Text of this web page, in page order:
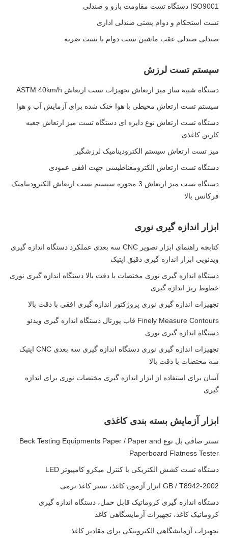
ISO9001 دستگاه تست مقاومت بازو و صندلی
تست استحکام و دوام پشتی صندلی اداری
صندلی صندلی عقب ماشین تست دوام با تست ضربه
سیستم تست لرزش
دستگاه شبیه ساز میز ارتعاش تجهیزات تست ارتعاش ASTM 40km/h
سیستم تست ارتعاش محیطی با هوا خنک شده برای آزمایش آب و هوا
دستگاه تست ارتعاش نوع دایره ای دستگاه تست میز ارتعاش جعبه
کارتن کاغذی
میز تست ارتعاش سیستم الکترودینامیک لرزشگیر
دستگاه تست ارتعاش الکترومغناطیسی جهت افقی عمودی
دستگاه تست میز ارتعاش 3 محوره سیستم تست ارتعاش الکترودینامیک
فرکانس بالا
ابزار اندازه گیری نوری
کتابچه راهنمای ابزار تصویر CNC سه بعدی عملکرد دستگاه اندازه گیری
ویدئویی ابزار اندازه گیری دقیق اپتیک
دستگاه اندازه گیری نوری مختصات با دقت بالا دستگاه اندازه گیری نوری
خطوط ریز اندازه گیری
تجهیزات اندازه گیری نوری پروژکتور اندازه گیری افقی با دقت بالا
Finely Measure Contours قاب پورتال دستگاه اندازه گیری ویدئو
دستگاه اندازه گیری نوری
تجهیزات اندازه گیری نوری دستگاه اندازه گیری سه بعدی CNC اپتیک
سه مختصات با دقت بالا
آسان برای استفاده از ابزار اندازه گیری مختصات نوری برای اندازه
گیری
ابزار آزمایش بسته بندی کاغذی
تستر صافی بل نوع Beck Testing Equipments Paper / Paper and
Paperboard Flatness Tester
دستگاه تست کشش الکتریکی با کنترل میکرو کامپیوتر LED
GB / T8942-2002 ابزار آزمون کاغذ، تستر کاغذ نرمی
دستگاه اندازه گیری کروماتیک قابل حمل، دستگاه اندازه گیری
کروماتیک کاغذ، تجهیزات آزمایشگاهی کاغذ
تجهیزات آزمایشگاهی الکترونیکی برای مقادیر کاغذ